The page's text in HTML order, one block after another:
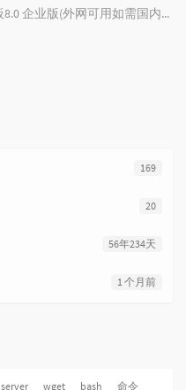
2025/8/10测试宝塔linux面板8.0 企业版(外网可用如需国内先本地化)
169
20
56年234天
1 个月前
server wget bash 命令